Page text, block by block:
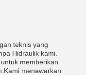
teknis yang
Hidraulik kami.
memberikan
menawarkan